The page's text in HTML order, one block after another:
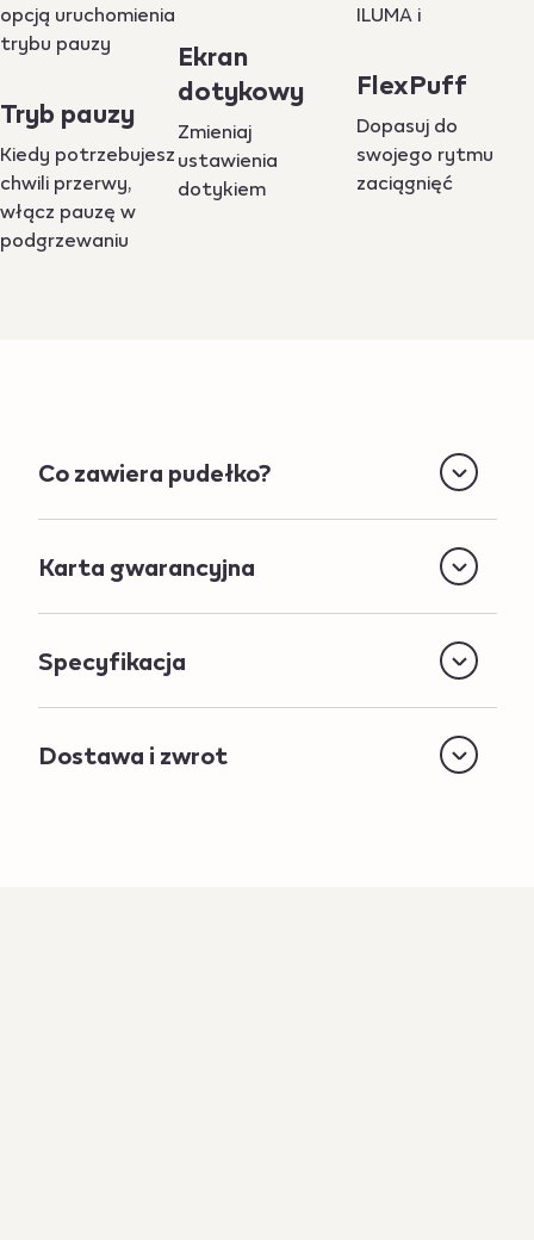
Tryb pauzy
Kiedy potrzebujesz
chwili przerwy,
włącz pauzę w
podgrzewaniu
Ekran
dotykowy
Zmieniaj
ustawienia
dotykiem
FlexPuff
Dopasuj do
swojego rytmu
zaciągnięć
Co zawiera pudełko?
Karta gwarancyjna
Specyfikacja
Dostawa i zwrot